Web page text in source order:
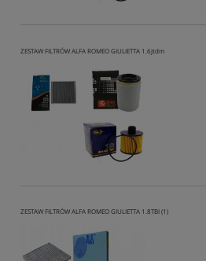
ZESTAW FILTRÓW ALFA ROMEO GIULIETTA 1.6jtdm
ZESTAW FILTRÓW ALFA ROMEO GIULIETTA 1.8TBI (1)